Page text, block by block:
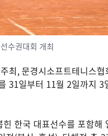
수권대회 개최
최, 문경시소프트테니스
31일부터 11월 2일까지 3
한국 대표선수를 포함해